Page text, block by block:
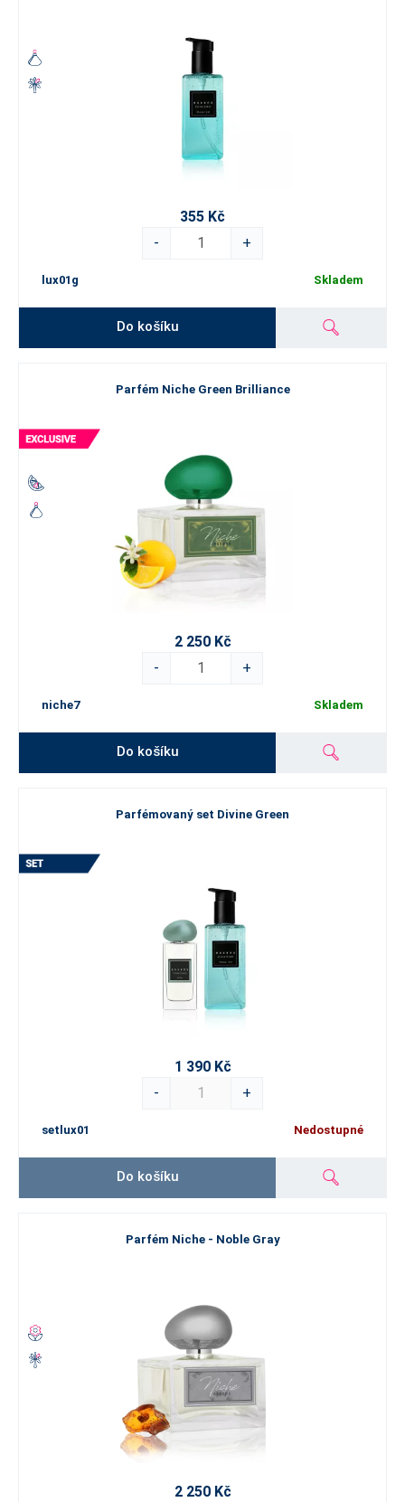
355 Kč
-
+
lux01g Skladem
Do košíku
Parfém Niche Green Brilliance
2 250 Kč
-
+
niche7 Skladem
Do košíku
Parfémovaný set Divine Green
1 390 Kč
-
+
setlux01 Nedostupné
Do košíku
Parfém Niche - Noble Gray
2 250 Kč